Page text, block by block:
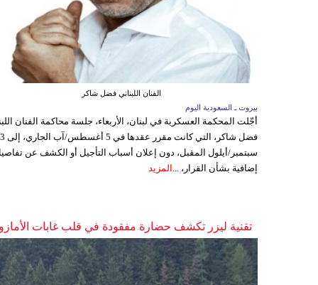
الفنان اللبناني فضل شاكر
بيروت ـ السعودية اليوم
أجّلت المحكمة العسكرية في لبنان، الأربعاء، جلسة محاكمة الفنان
فضل شاكر، التي
سبتمبر/أيلول المقبل، دون إعلان أسباب التأجيل أو الكشف عن
إضافية بشأن القرار، ... المزيد
تقنية ليزر تكشف حضارة مفقودة في قلب غابات